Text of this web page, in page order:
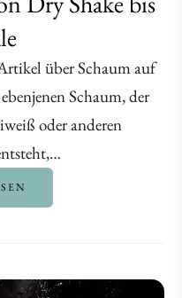
über Schaum auf
Schaum, der
oder anderen